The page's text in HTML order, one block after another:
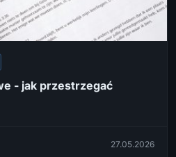
- jak przestrzegać
27.05.2026